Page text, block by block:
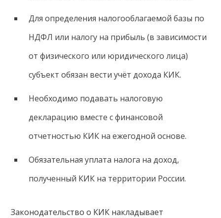
Для определения налогооблагаемой базы по
НДФЛ или налогу на прибыль (в зависимости
от физического или юридического лица)
субъект обязан вести учёт дохода КИК.
Необходимо подавать налоговую
декларацию вместе с финансовой
отчетностью КИК на ежегодной основе.
Обязательная уплата налога на доход,
полученный КИК на территории России.
Законодательство о КИК накладывает